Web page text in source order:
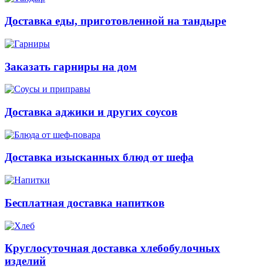
Доставка еды, приготовленной на тандыре
Заказать гарниры на дом
Доставка аджики и других соусов
Доставка изысканных блюд от шефа
Бесплатная доставка напитков
Круглосуточная доставка хлебобулочных
изделий